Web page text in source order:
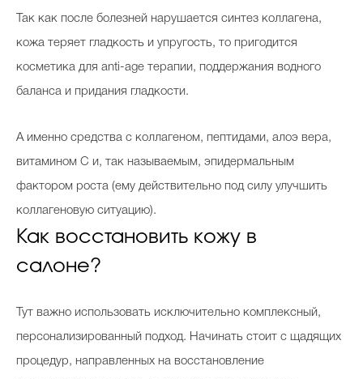
Так как после болезней нарушается синтез коллагена,
кожа теряет гладкость и упругость, то пригодится
косметика для anti-age терапии, поддержания водного
баланса и придания гладкости.
А именно средства с коллагеном, пептидами, алоэ вера,
витамином C и, так называемым, эпидермальным
фактором роста (ему действительно под силу улучшить
коллагеновую ситуацию).
Как восстановить кожу в
салоне?
Тут важно использовать исключительно комплексный,
персонализированный подход. Начинать стоит с щадящих
процедур, направленных на восстановление